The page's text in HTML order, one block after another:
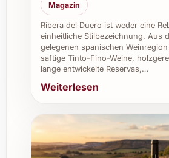
bewahren.
Kann ich Maria Bernet Brut
einen besonderen Anlass
Absolut. Sein eleganter und
geschätzten Geschenk,
Hochzeiten, Jubiläen oder
Dankeschön für Kunden und
Magazin
Ribera del Duero ist weder eine
einheitliche Stilbezeichnung. Aus
gelegenen spanischen
saftige Tinto-Fino-Weine,
lange entwickelte Reservas,…
Weiterlesen